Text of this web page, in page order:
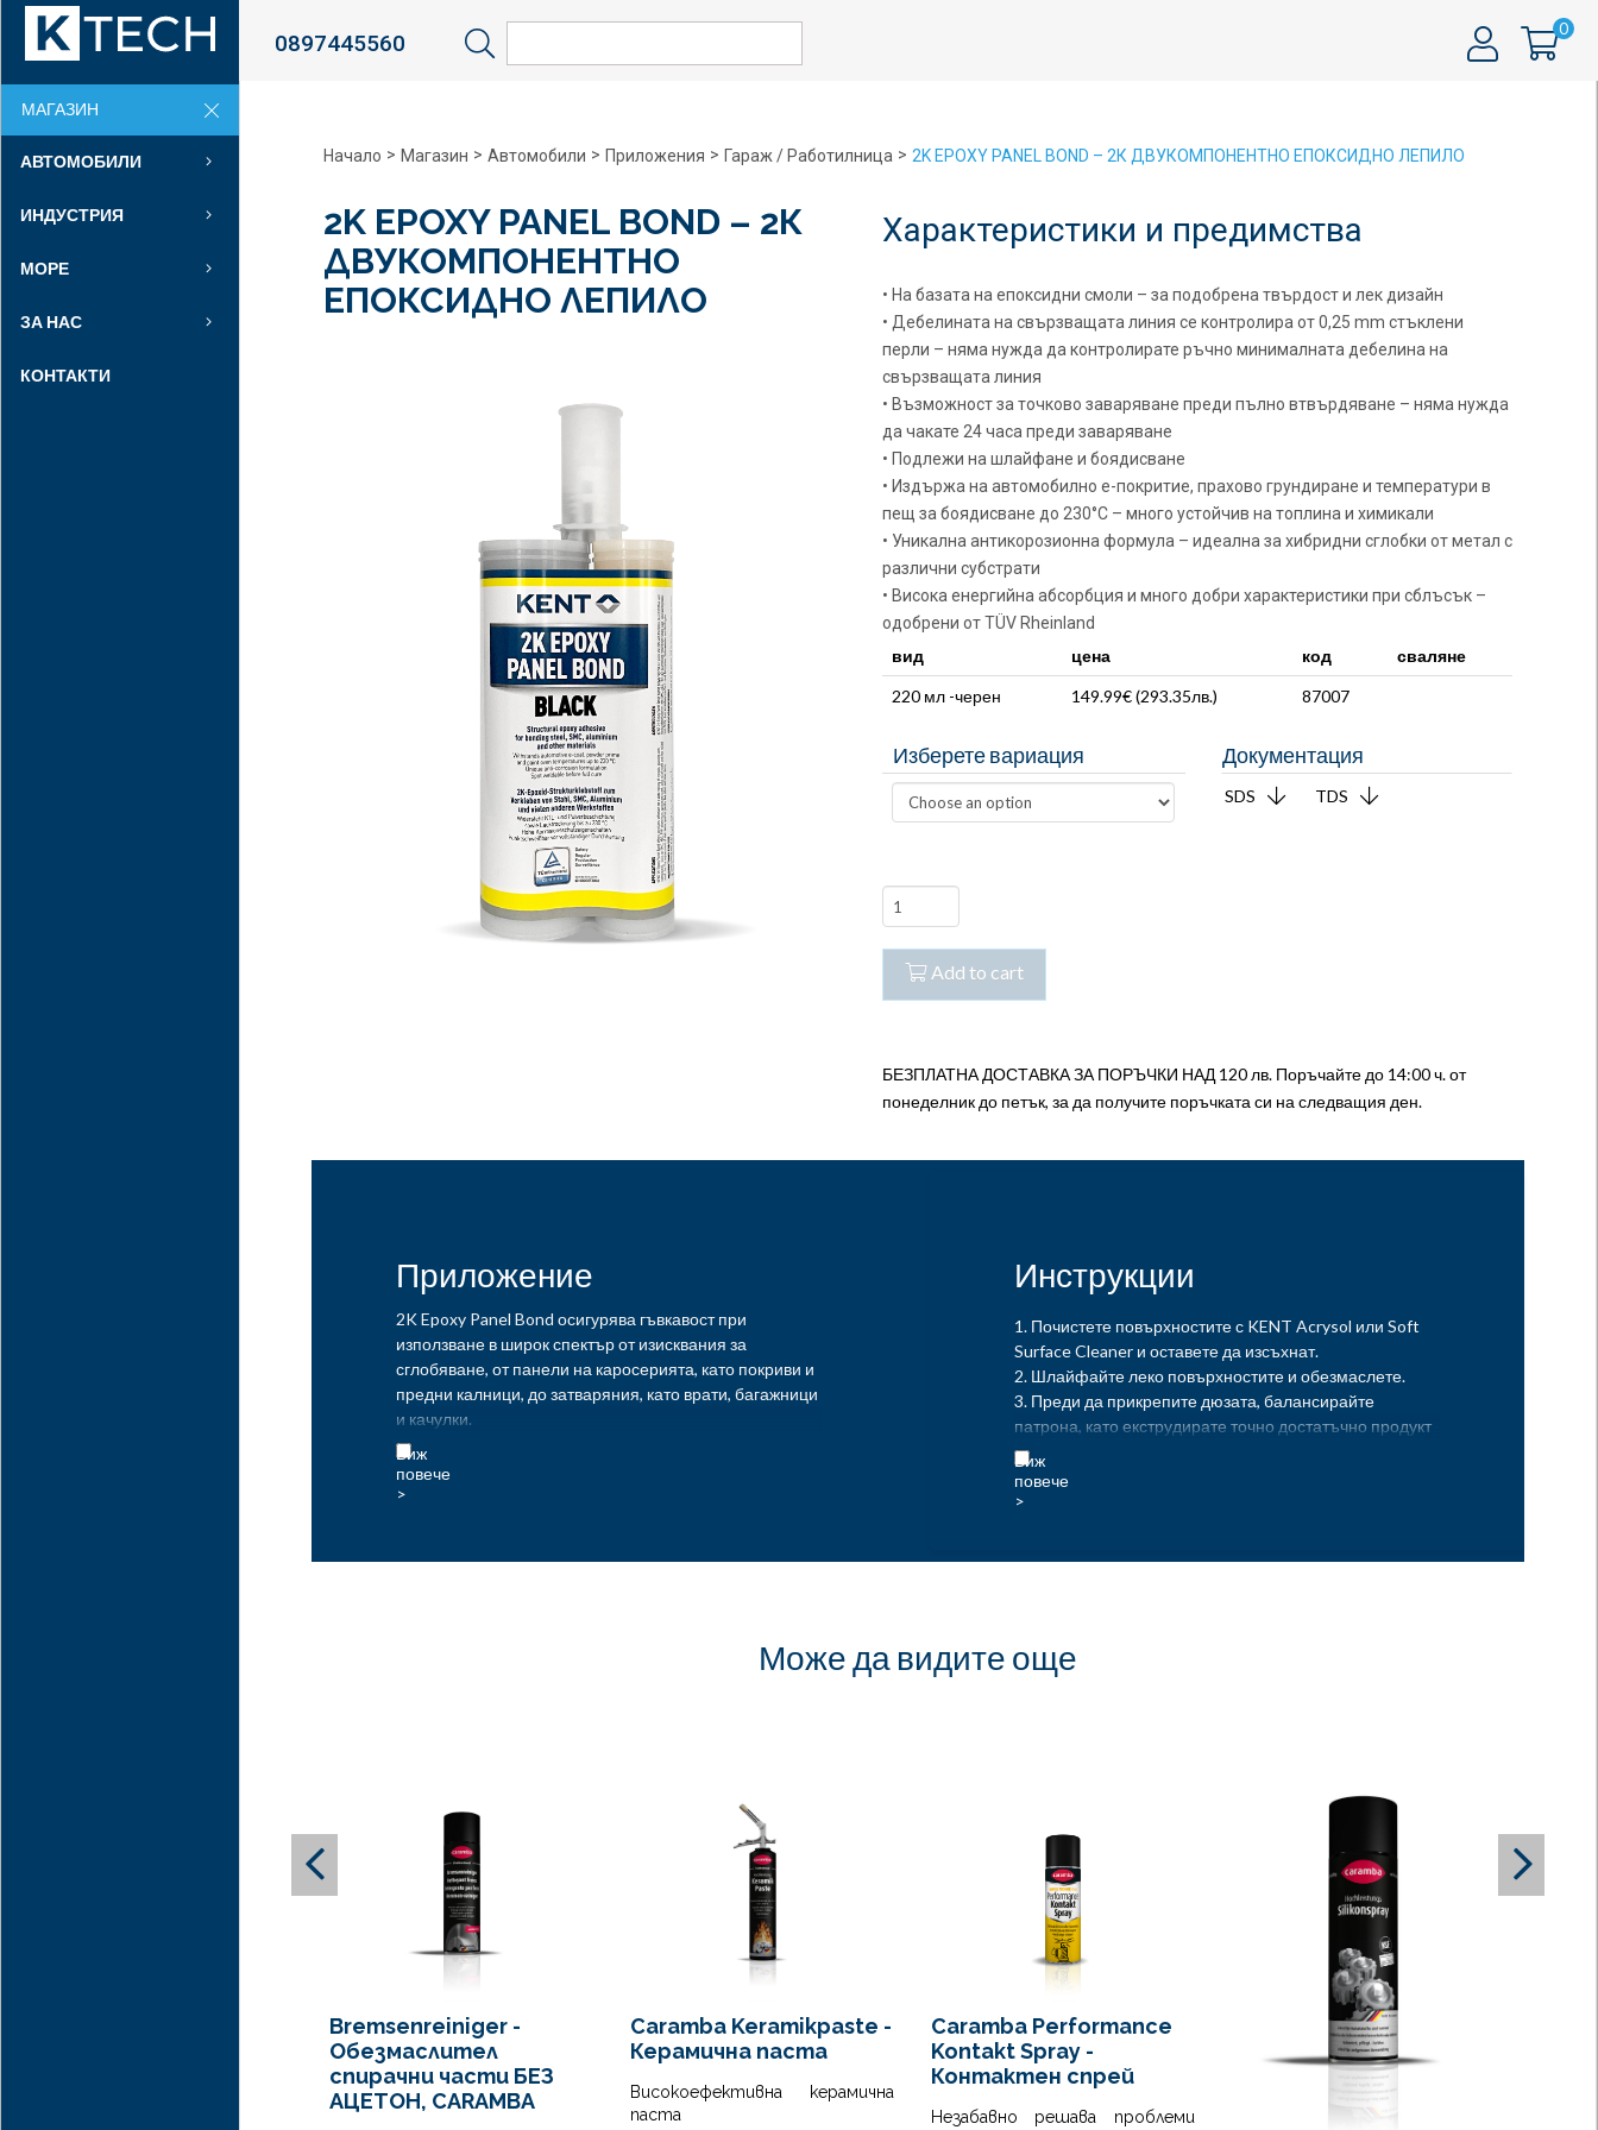
0897445560
0
МАГАЗИН
АВТОМОБИЛИ
ИНДУСТРИЯ
МОРЕ
ЗА НАС
КОНТАКТИ
Начало > Магазин > Автомобили > Приложения > Гараж / Работилница > 2K EPOXY PANEL BOND – 2К ДВУКОМПОНЕНТНО ЕПОКСИДНО ЛЕПИЛО
2K EPOXY PANEL BOND – 2К
ДВУКОМПОНЕНТНО
ЕПОКСИДНО ЛЕПИЛО
Характеристики и предимства
• На базата на епоксидни смоли – за подобрена твърдост и лек дизайн
• Дебелината на свързващата линия се контролира от 0,25 mm стъклени
перли – няма нужда да контролирате ръчно минималната дебелина на
свързващата линия
• Възможност за точково заваряване преди пълно втвърдяване – няма нужда
да чакате 24 часа преди заваряване
• Подлежи на шлайфане и боядисване
• Издържа на автомобилно е-покритие, прахово грундиране и температури в
пещ за боядисване до 230°C – много устойчив на топлина и химикали
• Уникална антикорозионна формула – идеална за хибридни сглобки от метал с
различни субстрати
• Висока енергийна абсорбция и много добри характеристики при сблъсък –
одобрени от TÜV Rheinland
вид цена код
сваляне
220 мл -черен
149.99€ (293.35лв.) 87007
Документация
SDS TDS
Изберете вариация
2K
EPOXY
PANEL
BOND
–
ЕПОКСИДНО
ЛЕПИЛО
Add to cart
БЕЗПЛАТНА ДОСТАВКА ЗА ПОРЪЧКИ НАД 120 лв. Поръчайте до 14:00 ч. от
понеделник до петък, за да получите поръчката си на следващия ден.
Приложение
2K Epoxy Panel Bond осигурява гъвкавост при
използване в широк спектър от изисквания за
сглобяване, от панели на каросерията, като покриви и
предни калници, до затваряния, като врати, багажници
и качулки.
2K Epoxy Panel Bond предлага отлична адхезия върху
голямо разнообразие от субстрати като CFRP
(пластмаса, подсилена с въглеродни влакна), SMC
поцинкована стомана, студено валцована стомана и
Epoxy Panel Bond се отличава с отлична защита от
Инструкции
1. Почистете повърхностите с KENT Acrysol или Soft
Surface Cleaner и оставете да изсъхнат.
2. Шлайфайте леко повърхностите и обезмаслете.
3. Преди да прикрепите дюзата, балансирайте
патрона, като екструдирате точно достатъчно продукт
от част A и част B.
4. Прикрепете дюзата. Екструдирайте и изхвърлете
първите 2 или 3 см от продукта. Нанесете KENT 2K
работа вече съединените части могат да бъдат
препозиционирани. Не разглобявайте свързания
Може да видите още
Bremsenreiniger -
Обезмаслител
спирачни части БЕЗ
АЦЕТОН, CARAMBA
Caramba Keramikpaste -
Керамична паста
Високоефективна керамична
паста
Caramba Performance
Kontakt Spray -
Контактен спрей
Незабавно решава проблеми